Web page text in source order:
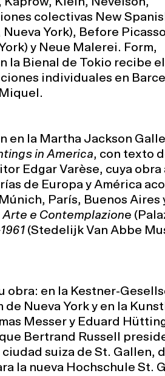
colectivas New
York), Before
y Neue Malerei. Form,
la Bienal de Tokio recibe el
individuales en
en la Martha Jackson
in America, con texto
Edgar Varèse, cuya obra
de Europa y América
París, Buenos Aires
Arte e Contemplazione
(Stedelijk Van Abbe
obra: en la Kestner-
Nueva York y en la
Messer y Eduard
Bertrand Russell
suiza de St. Gallen,
la nueva Hochschule St.